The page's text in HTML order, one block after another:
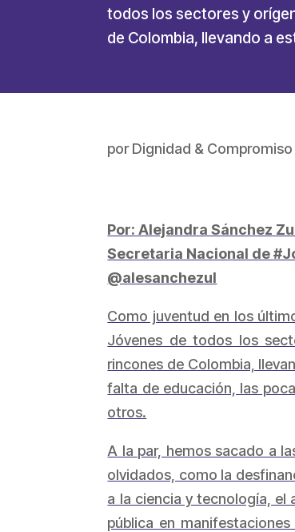
todos los sectores y
de Colombia, llevando a
porDignidad & Compromiso
Por: Alejandra Sánchez
Secretaria Nacional de
@alesanchezul
Como juventud en los
Jóvenes de todos los
rincones de Colombia,
falta de educación, las
otros.
A la par, hemos sacado a
olvidados, como la
a la ciencia y tecnología, el
pública en